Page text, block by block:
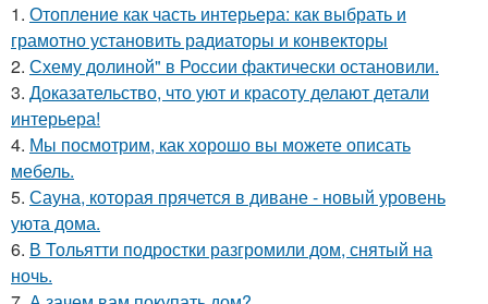
1. Отопление как часть интерьера: как выбрать и
грамотно установить радиаторы и конвекторы
2. Схему долиной" в России фактически остановили.
3. Доказательство, что уют и красоту делают детали
интерьера!
4. Мы посмотрим, как хорошо вы можете описать
мебель.
5. Сауна, которая прячется в диване - новый уровень
уюта дома.
6. В Тольятти подростки разгромили дом, снятый на
ночь.